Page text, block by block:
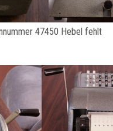
47450 Hebel fehlt